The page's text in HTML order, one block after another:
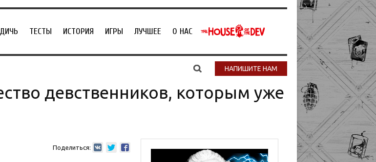
ДИЧЬ ТЕСТЫ ИСТОРИЯ ИГРЫ ЛУЧШЕЕ О НАС
НАПИШИТЕ НАМ
девственников, которым уже
Поделиться: